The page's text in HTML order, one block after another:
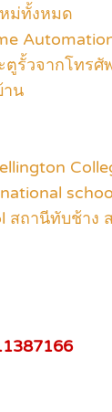
ม่ทั้งหมด
ตูรั้วจากโทรศั
าน
สถานีทับช้าง